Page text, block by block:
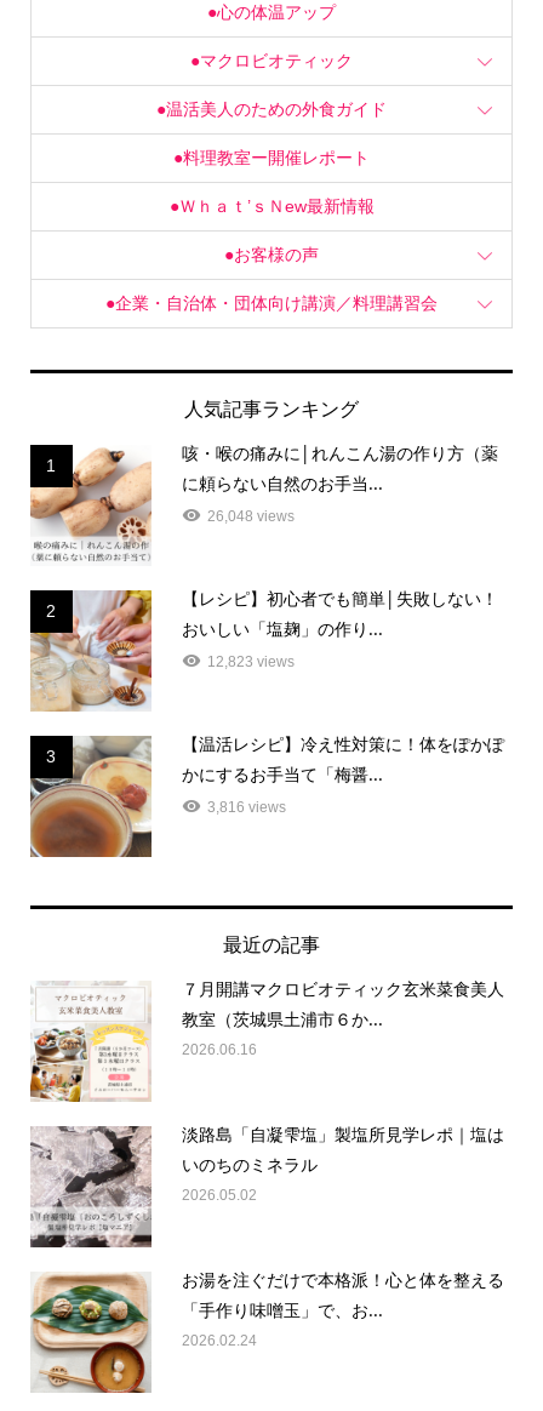
●心の体温アップ
●マクロビオティック
●温活美人のための外食ガイド
●料理教室ー開催レポート
●Ｗｈａｔ’ｓＮew最新情報
●お客様の声
●企業・自治体・団体向け講演／料理講習会
人気記事ランキング
1
咳・喉の痛みに│れんこん湯の作り方（薬
に頼らない自然のお手当...
26,048 views
2
【レシピ】初心者でも簡単│失敗しない！
おいしい「塩麹」の作り...
12,823 views
3
【温活レシピ】冷え性対策に！体をぽかぽ
かにするお手当て「梅醤...
3,816 views
最近の記事
７月開講マクロビオティック玄米菜食美人
教室（茨城県土浦市６か...
2026.06.16
淡路島「自凝雫塩」製塩所見学レポ｜塩は
いのちのミネラル
2026.05.02
お湯を注ぐだけで本格派！心と体を整える
「手作り味噌玉」で、お...
2026.02.24